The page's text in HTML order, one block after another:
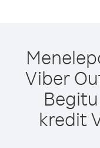
Viber
kredit